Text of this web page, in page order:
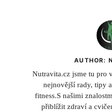
AUTHOR:
Nutravita.cz jsme tu pro
nejnovější rady, tipy
fitness.S našimi
přiblížit zdraví a